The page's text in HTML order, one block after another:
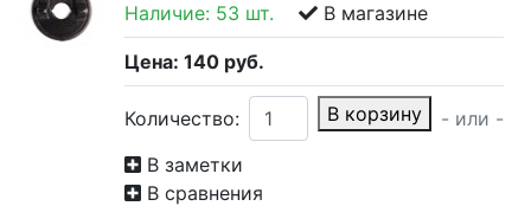
Наличие: 53 шт. В магазине
Цена: 140 руб.
Количество: В корзину
- или -
В заметки
В сравнения